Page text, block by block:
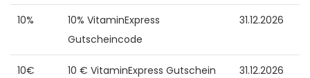
10%
10% VitaminExpress
Gutscheincode
31.12.2026
10€ 10 € VitaminExpress Gutschein 31.12.2026